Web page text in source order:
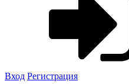
Вход Регистрация